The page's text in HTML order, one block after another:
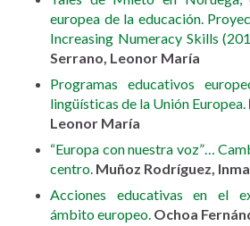
europea de la educación.
Increasing Numeracy Skills
Serrano, Leonor María
Programas educativos
lingüísticas de la Unión Europea.
Leonor María
“Europa con nuestra voz”…
centro Muñoz Rodríguez,
Acciones educativas en el
ámbito europeo. Ochoa